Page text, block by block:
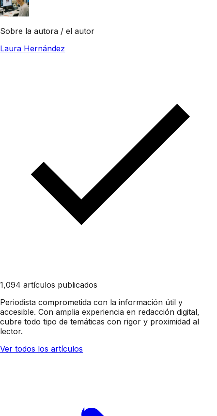
Sobre la autora / el autor
Laura Hernández
1,094 artículos publicados
Periodista comprometida con la información útil y
accesible. Con amplia experiencia en redacción digital,
cubre todo tipo de temáticas con rigor y proximidad al
lector.
Ver todos los artículos